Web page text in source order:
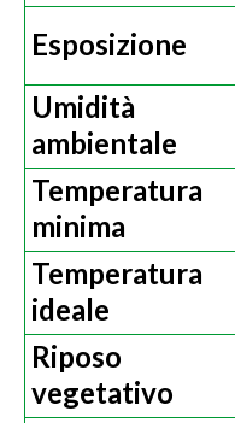
Esposizione
Umidità
ambientale
Temperatura
minima
Temperatura
ideale
Riposo
vegetativo